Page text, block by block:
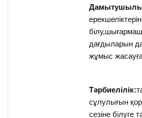
дағдыларын
жұмыс
Тәрбиелілік:
сұлулығын
сезіне білуге